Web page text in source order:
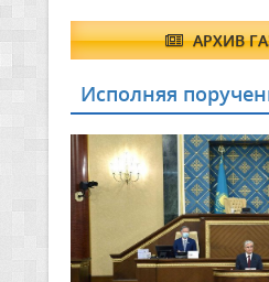
АРХИВ
Исполняя